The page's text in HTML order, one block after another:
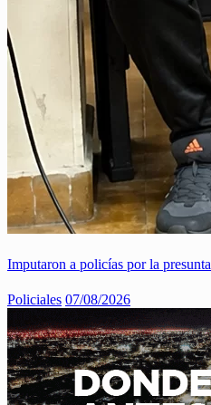
Imputaron a policías por la presunta
Policiales 07/08/2026